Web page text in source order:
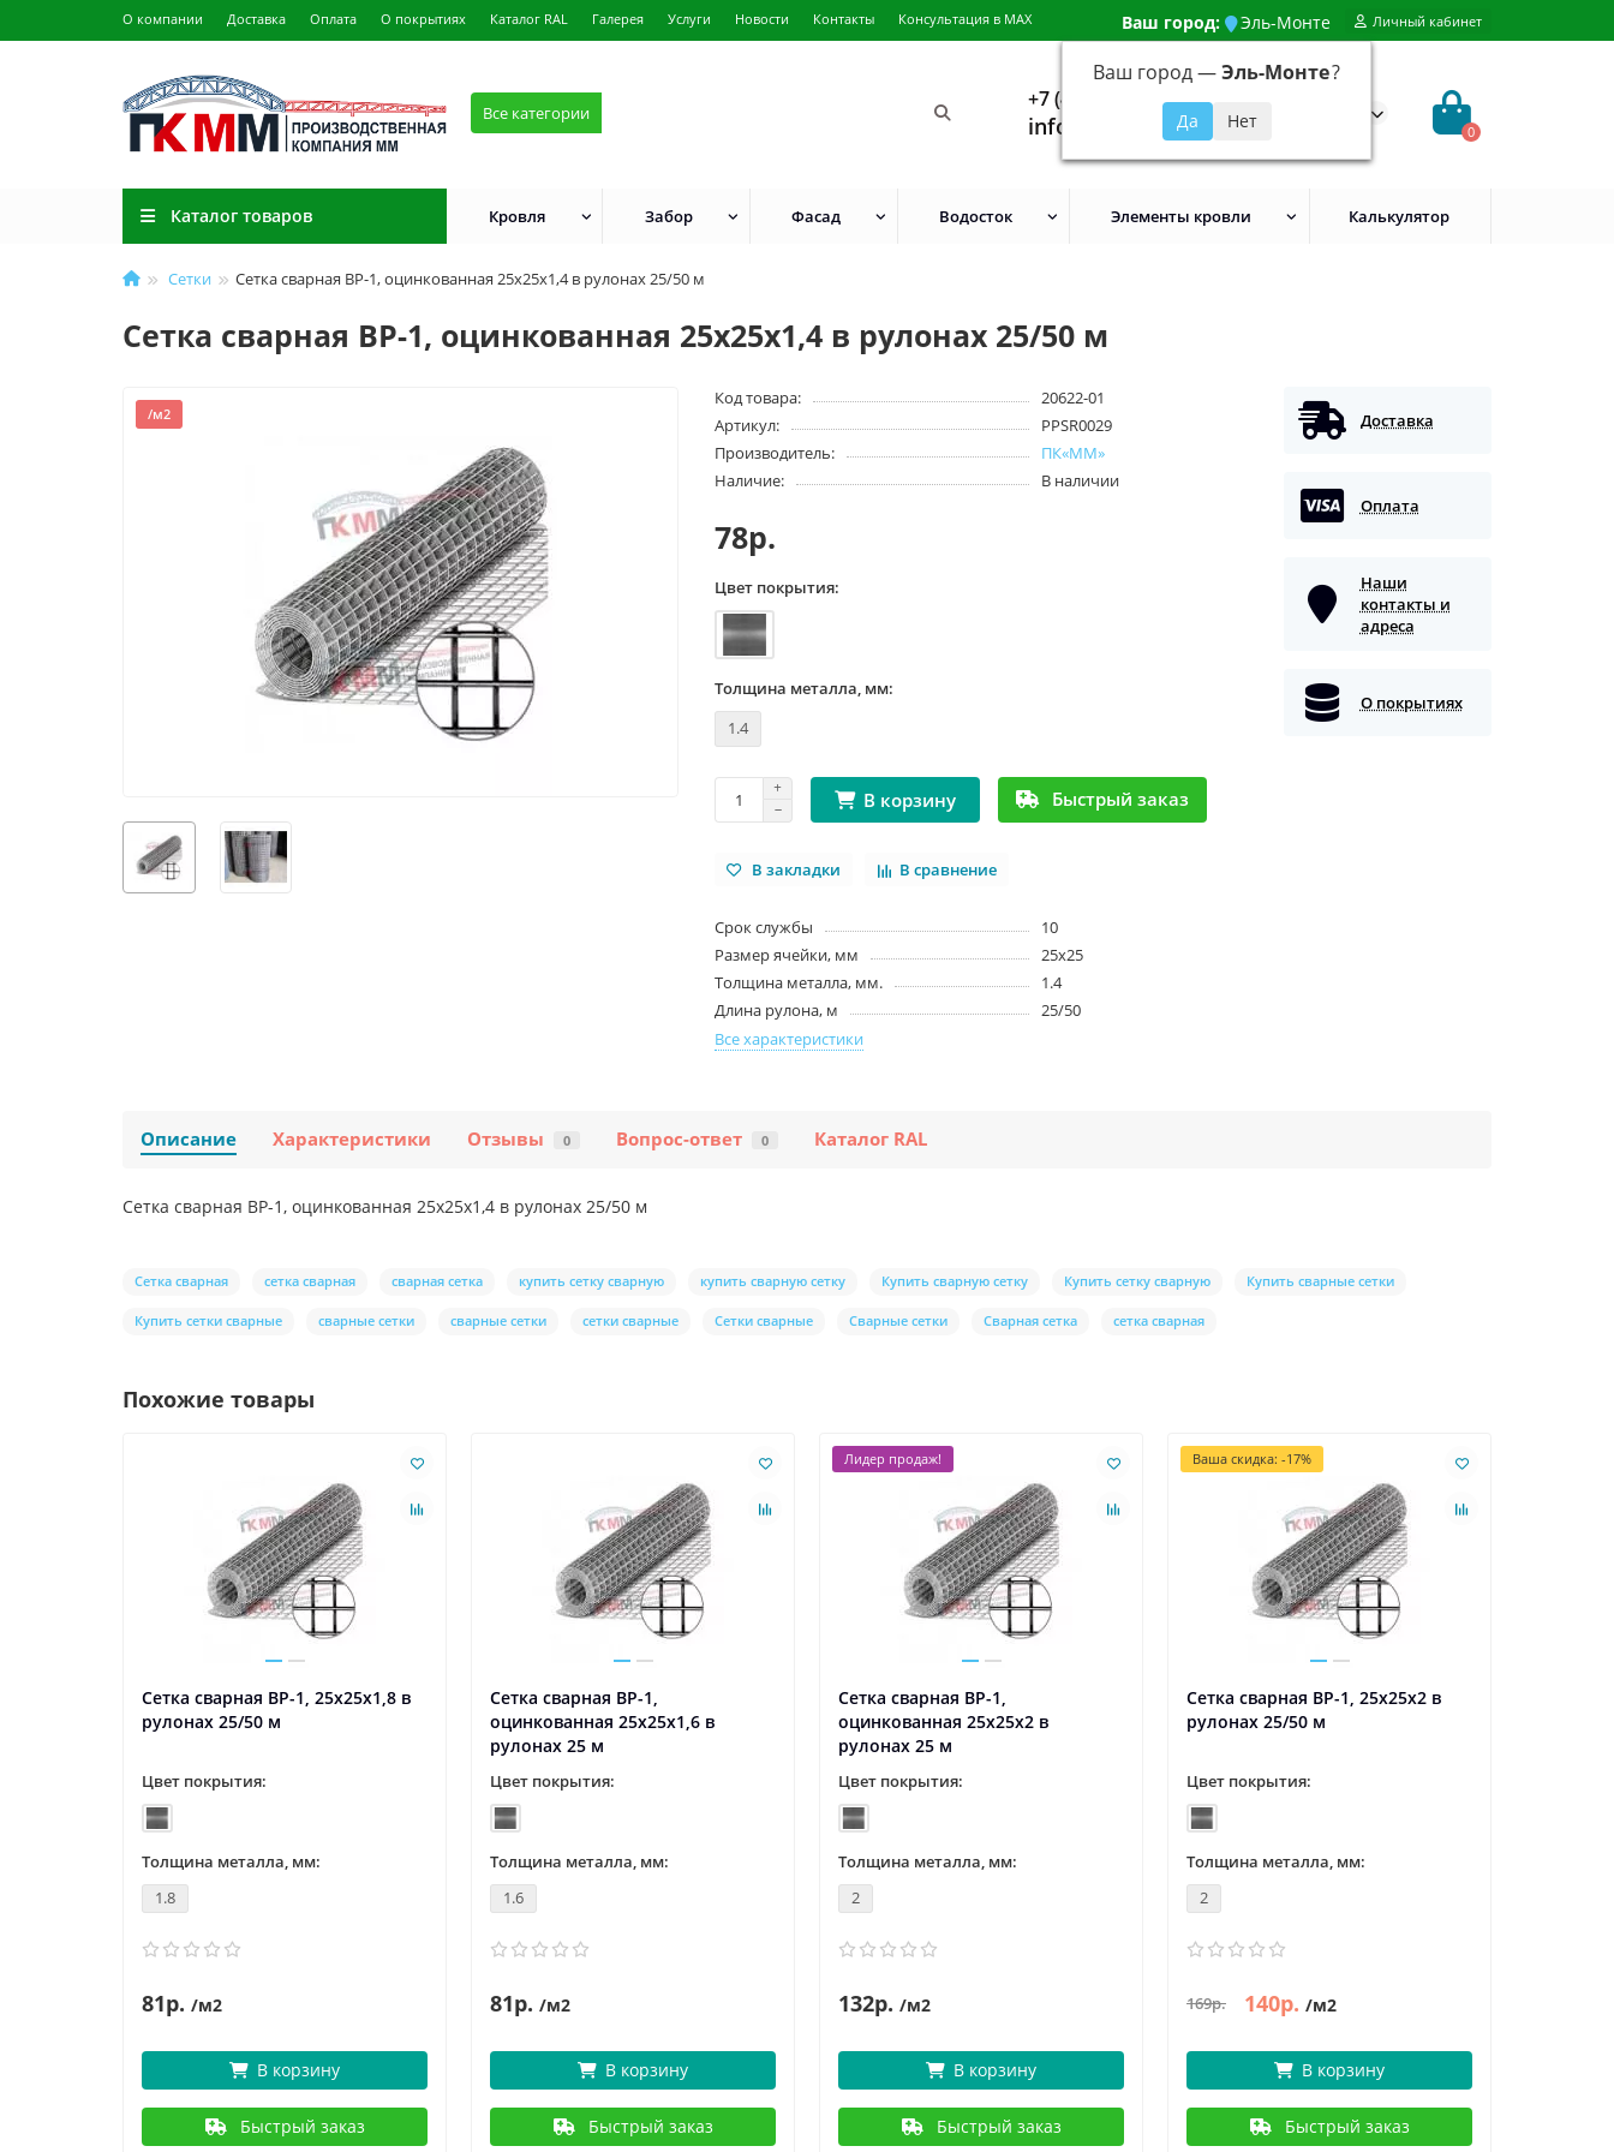
О компании Доставка Оплата О покрытиях Каталог RAL Галерея Услуги Новости Контакты Консультация в MAX Ваш город: Эль-Монте
Ваш город —Эль-Монте?
Личный кабинет
Все категории
+7 (499) 648-92-94
info@evroshtaketnikmoskva.ru 0
Каталог товаров Кровля Забор Фасад Водосток Элементы кровли Калькулятор
Сетки Сетка сварная ВР-1, оцинкованная 25x25х1,4 в рулонах 25/50 м
Сетка сварная ВР-1, оцинкованная 25x25х1,4 в рулонах 25/50 м
/м2
Код товара:
20622-01
Артикул:
PPSR0029
Производитель:
ПК«ММ»
Наличие:
В наличии
78р.
Цвет покрытия:
Толщина металла, мм:
1.4
В корзину Быстрый заказ
В закладки В сравнение
Срок службы
10
Размер ячейки, мм
25x25
Толщина металла, мм.
1.4
Длина рулона, м
25/50
Все характеристики
Доставка
Оплата
Наши
контакты и
адреса
О покрытиях
Описание Характеристики Отзывы 0 Вопрос-ответ 0 Каталог RAL
Сетка сварная ВР-1, оцинкованная 25x25х1,4 в рулонах 25/50 м
Сетка сварная сетка сварная сварная сетка купить сетку сварную купить сварную сетку Купить сварную сетку Купить сетку сварную Купить сварные сетки
Купить сетки сварные сварные сетки сварные сетки сетки сварные Сетки сварные Сварные сетки Сварная сетка сетка сварная
Похожие товары
Сетка сварная ВР-1, 25x25х1,8 в
рулонах 25/50 м
Цвет покрытия:
Толщина металла, мм:
1.8
81р. /м2
В корзину
Быстрый заказ
Сетка сварная ВР-1,
оцинкованная 25x25х1,6 в
рулонах 25 м
Цвет покрытия:
Толщина металла, мм:
1.6
81р. /м2
В корзину
Быстрый заказ
Лидер продаж!
Сетка сварная ВР-1,
оцинкованная 25х25х2 в
рулонах 25 м
Цвет покрытия:
Толщина металла, мм:
2
132р. /м2
В корзину
Быстрый заказ
Ваша скидка: -17%
Сетка сварная ВР-1, 25x25х2 в
рулонах 25/50 м
Цвет покрытия:
Толщина металла, мм:
2
169р. 140р. /м2
В корзину
Быстрый заказ